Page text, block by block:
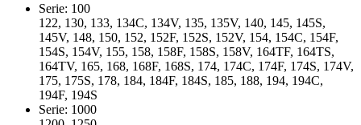
Serie: 100
122, 130, 133, 134C, 134V, 135, 135V, 140, 145, 145S,
145V, 148, 150, 152, 152F, 152S, 152V, 154, 154C, 154F,
154S, 154V, 155, 158, 158F, 158S, 158V, 164TF, 164TS,
164TV, 165, 168, 168F, 168S, 174, 174C, 174F, 174S, 174V,
175, 175S, 178, 184, 184F, 184S, 185, 188, 194, 194C,
194F, 194S
Serie: 1000